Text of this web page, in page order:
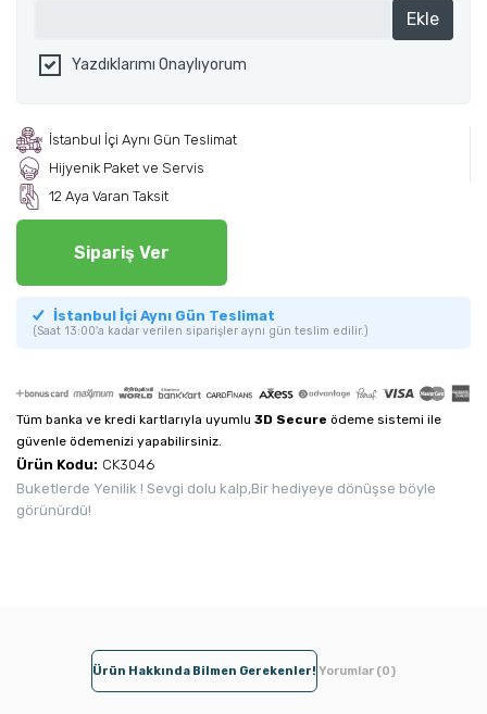
Ekle
Yazdıklarımı Onaylıyorum
İstanbul İçi Aynı Gün Teslimat
Hijyenik Paket ve Servis
12 Aya Varan Taksit
Sipariş Ver
İstanbul İçi Aynı Gün Teslimat
(Saat 13:00'a kadar verilen siparişler aynı gün teslim edilir.)
Tüm banka ve kredi kartlarıyla uyumlu 3D Secure ödeme sistemi ile
güvenle ödemenizi yapabilirsiniz.
Ürün Kodu: CK3046
Buketlerde Yenilik ! Sevgi dolu kalp,Bir hediyeye dönüşse böyle
görünürdü!
Ürün Hakkında Bilmen Gerekenler! Yorumlar (0)